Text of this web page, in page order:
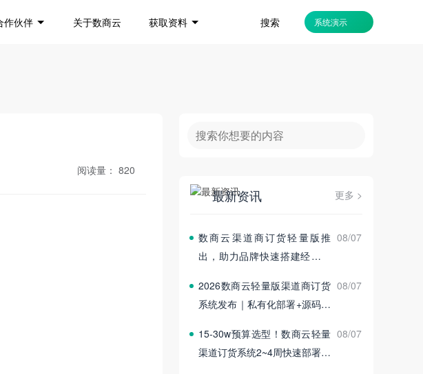
作伙伴 关于数商云 获取资料 搜索 系统演示
阅读量： 820
最新资讯 更多 >
数商云渠道商订货轻量版推
出，助力品牌快速搭建经销商
08/07
2026数商云轻量版渠道商订货
系统发布｜私有化部署+源码交
08/07
15‑30w预算选型！数商云轻量
渠道订货系统2~4周快速部署上
08/07